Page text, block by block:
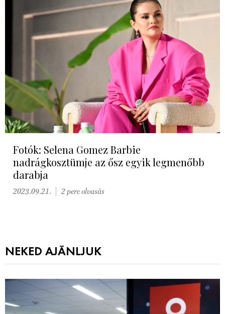
Fotók: Selena Gomez Barbie
nadrágkosztümje az ősz egyik legmenőbb
darabja
2023.09.21. 2 perc olvasás
NEKED AJÁNLJUK